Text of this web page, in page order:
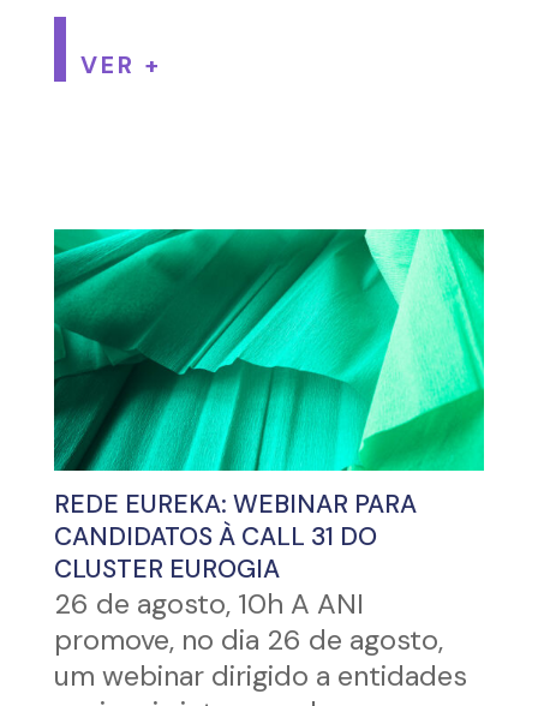
VER +
REDE EUREKA: WEBINAR PARA
CANDIDATOS À CALL 31 DO
CLUSTER EUROGIA
26 de agosto, 10h A ANI
promove, no dia 26 de agosto,
um webinar dirigido a entidades